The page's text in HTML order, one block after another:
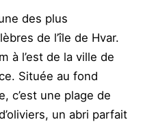
des plus
de l’île de Hvar.
à l’est de la ville de
Située au fond
c’est une plage de
un abri parfait